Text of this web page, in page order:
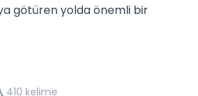
götüren yolda önemli bir
410 kelime